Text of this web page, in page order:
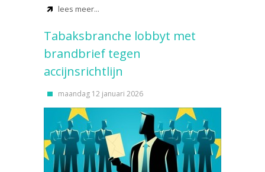
lees meer...
Tabaksbranche lobbyt met
brandbrief tegen
accijnsrichtlijn
maandag 12 januari 2026